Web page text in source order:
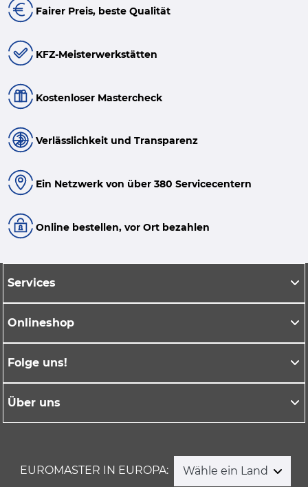
Fairer Preis, beste Qualität
KFZ-Meisterwerkstätten
Kostenloser Mastercheck
Verlässlichkeit und Transparenz
Ein Netzwerk von über 380 Servicecentern
Online bestellen, vor Ort bezahlen
Services
Onlineshop
Folge uns!
Über uns
EUROMASTER IN EUROPA: Wähle ein Land